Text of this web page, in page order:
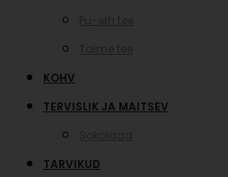
KOHV
TERVISLIK JA MAITSEV
TARVIKUD